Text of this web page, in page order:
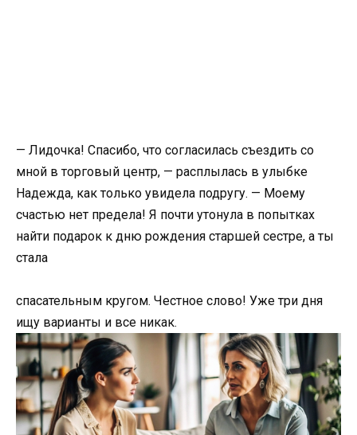
— Лидочка! Спасибо, что согласилась съездить со
мной в торговый центр, — расплылась в улыбке
Надежда, как только увидела подругу. — Моему
счастью нет предела! Я почти утонула в попытках
найти подарок к дню рождения старшей сестре, а ты
стала
спасательным кругом. Честное слово! Уже три дня
ищу варианты и все никак.